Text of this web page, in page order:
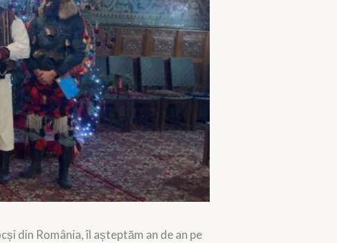
din România, îl așteptăm an de an pe